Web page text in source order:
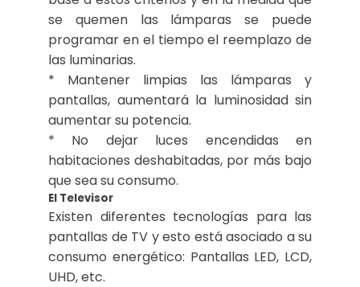
se quemen las lámparas se puede
programar en el tiempo el reemplazo de
las luminarias.
* Mantener limpias las lámparas y
pantallas, aumentará la luminosidad sin
aumentar su potencia.
* No dejar luces encendidas en
habitaciones deshabitadas, por más bajo
que sea su consumo.
El Televisor
Existen diferentes tecnologías para las
pantallas de TV y esto está asociado a su
consumo energético: Pantallas LED, LCD,
UHD, etc.